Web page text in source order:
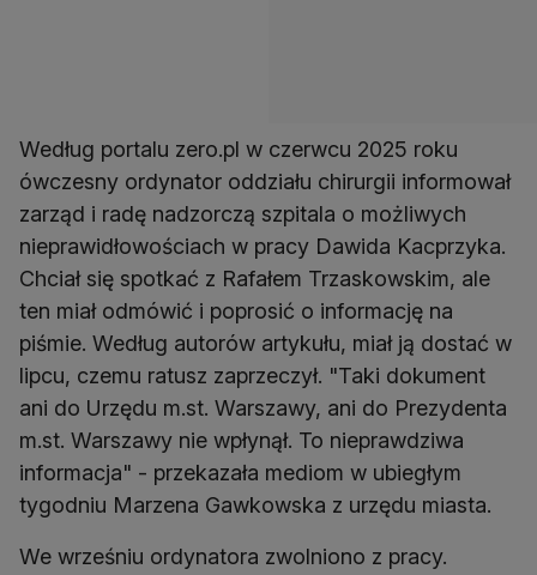
Według portalu zero.pl w czerwcu 2025 roku
ówczesny ordynator oddziału chirurgii informował
zarząd i radę nadzorczą szpitala o możliwych
nieprawidłowościach w pracy Dawida Kacprzyka.
Chciał się spotkać z Rafałem Trzaskowskim, ale
ten miał odmówić i poprosić o informację na
piśmie. Według autorów artykułu, miał ją dostać w
lipcu, czemu ratusz zaprzeczył. "Taki dokument
ani do Urzędu m.st. Warszawy, ani do Prezydenta
m.st. Warszawy nie wpłynął. To nieprawdziwa
informacja" - przekazała mediom w ubiegłym
tygodniu Marzena Gawkowska z urzędu miasta.
We wrześniu ordynatora zwolniono z pracy.